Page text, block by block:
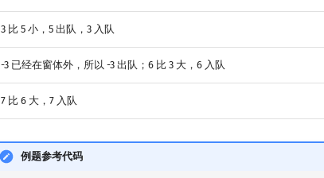
3 比 5 小，5 出队，3 入队
-3 已经在窗体外，所以 -3 出队；6 比 3 大，6 入队
7 比 6 大，7 入队
例题参考代码